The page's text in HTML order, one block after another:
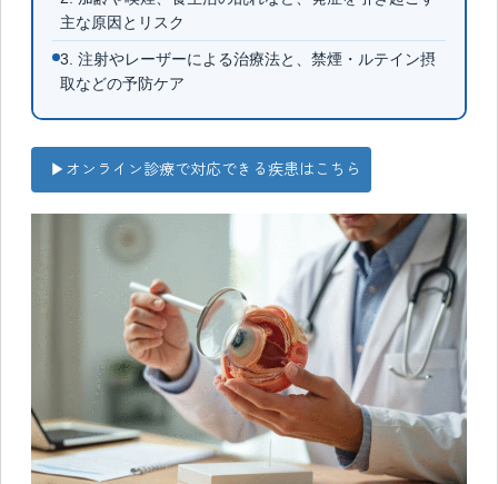
主な原因とリスク
3. 注射やレーザーによる治療法と、禁煙・ルテイン摂
取などの予防ケア
▶オンライン診療で対応できる疾患はこちら